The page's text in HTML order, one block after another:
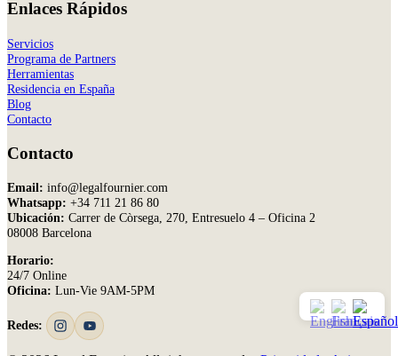
Enlaces Rápidos
Servicios
Programa de Partners
Herramientas
Residencia en España
Blog
Contacto
Contacto
Email: info@legalfournier.com
Whatsapp: +34 711 21 86 80
Ubicación: Carrer de Còrsega, 270, Entresuelo 4 – Oficina 2
08008 Barcelona
Horario:
24/7 Online
Oficina: Lun-Vie 9AM-5PM
Redes: